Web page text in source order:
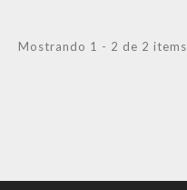
Mostrando 1 - 2 de 2 items